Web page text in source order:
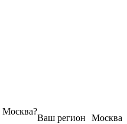
Москва
Ваш регион
Москва?